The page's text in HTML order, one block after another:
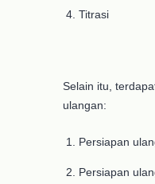
Titrasi
Selain itu,
ulangan:
Persiapan
Persiapan